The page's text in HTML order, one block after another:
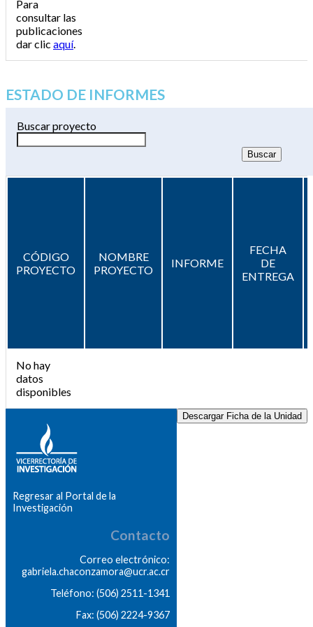
Para
consultar las
publicaciones
dar clic aquí.
ESTADO DE INFORMES
Buscar proyecto
CÓDIGO
PROYECTO
NOMBRE
PROYECTO
INFORME
FECHA
DE
ENTREGA
No hay
datos
disponibles
Descargar Ficha de la Unidad
Regresar al Portal de la
Investigación
Contacto
Correo electrónico:
gabriela.chaconzamora@ucr.ac.cr
Teléfono: (506) 2511-1341
Fax: (506) 2224-9367